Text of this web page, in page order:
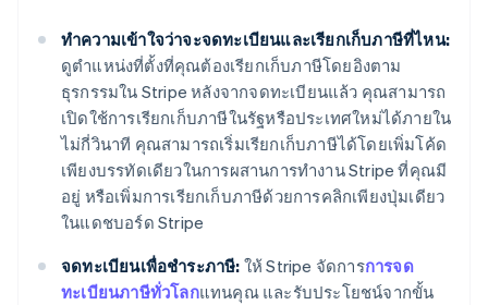
ทำความเข้าใจว่าจะจดทะเบียนและเรียกเก็บภาษีที่ไหน:
ดูตำแหน่งที่ตั้งที่คุณต้องเรียกเก็บภาษีโดยอิงตาม
ธุรกรรมใน Stripe หลังจากจดทะเบียนแล้ว คุณสามารถ
เปิดใช้การเรียกเก็บภาษีในรัฐหรือประเทศใหม่ได้ภายใน
ไม่กี่วินาที คุณสามารถเริ่มเรียกเก็บภาษีได้โดยเพิ่มโค้ด
เพียงบรรทัดเดียวในการผสานการทำงาน Stripe ที่คุณมี
อยู่ หรือเพิ่มการเรียกเก็บภาษีด้วยการคลิกเพียงปุ่มเดียว
ในแดชบอร์ด Stripe
จดทะเบียนเพื่อชำระภาษี: ให้ Stripe จัดการการจด
ทะเบียนภาษีทั่วโลกแทนคุณ และรับประโยชน์จากขั้น